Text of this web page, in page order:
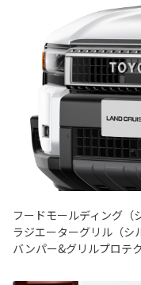
フードモールディング（
ラジエーターグリル（シ
バンパー&グリルプロテ